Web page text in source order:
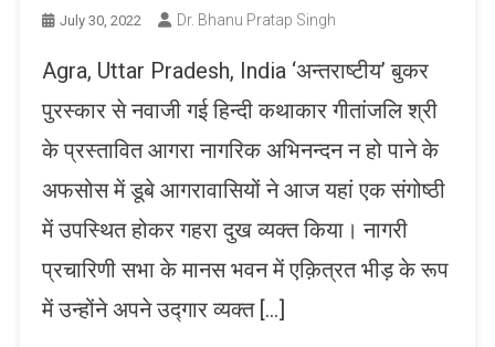
July 30, 2022 Dr. Bhanu Pratap Singh
Agra, Uttar Pradesh, India ‘अन्तराष्टीय’ बुकर
पुरस्कार से नवाजी गई हिन्दी कथाकार गीतांजलि श्री
के प्रस्तावित आगरा नागरिक अभिनन्दन न हो पाने के
अफसोस में डूबे आगरावासियों ने आज यहां एक संगोष्ठी
में उपस्थित होकर गहरा दुख व्यक्त किया। नागरी
प्रचारिणी सभा के मानस भवन में एक़ित्रत भीड़ के रूप
में उन्होंने अपने उद्गार व्यक्त […]